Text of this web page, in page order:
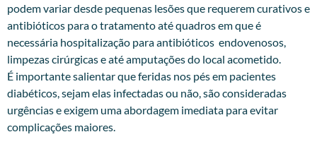
podem variar desde pequenas lesões que requerem curativos e
antibióticos para o tratamento até quadros em que é
necessária hospitalização para antibióticos endovenosos,
limpezas cirúrgicas e até amputações do local acometido.
É importante salientar que feridas nos pés em pacientes
diabéticos, sejam elas infectadas ou não, são consideradas
urgências e exigem uma abordagem imediata para evitar
complicações maiores.